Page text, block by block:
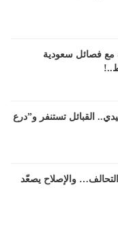
مع فصائل سعودية
القبائل تستنفر و”درع
والإصلاح يصعّد
طلاب الشمال من